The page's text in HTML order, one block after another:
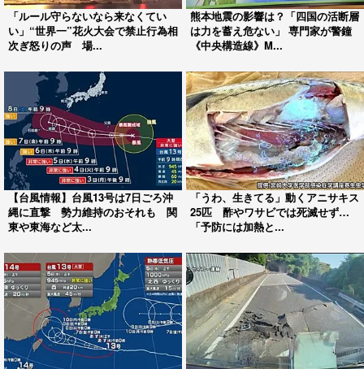
「ルール守らないなら来なくてい
い」“世界一”花火大会で禁止行為相
次ぎ怒りの声 場...
熊本地震の影響は？「四国の活断層
は力を蓄え危ない」 専門家が警鐘
《中央構造線》M...
【台風情報】台風13号は7日ごろ沖
縄に直撃 勢力維持のおそれも 関
東や東海など太...
「うわ、生きてる」動くアニサキス
25匹 酢やワサビでは死滅せず…
「予防には加熱と...